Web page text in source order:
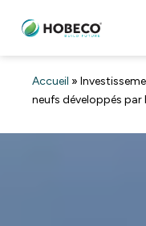
Accueil »
neufs développés par